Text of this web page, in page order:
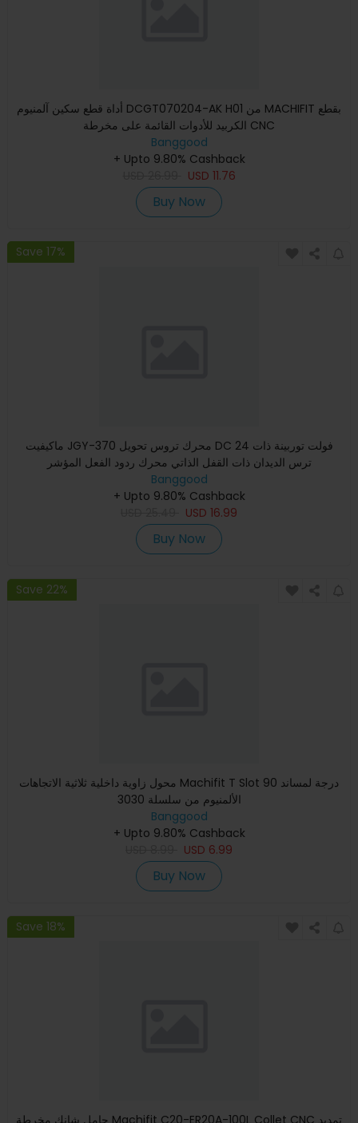
أداة قطع سكين آلمنيوم DCGT070204-AK H01 من MACHIFIT بقطع
الكربيد للأدوات القائمة على مخرطة CNC
Banggood
+ Upto 9.80% Cashback
USD 11.76
Buy Now
Save 17%
ماكيفيت JGY-370 محرك تروس تحويل DC 24 فولت توربينة ذات
ترس الديدان ذات القفل الذاتي محرك ردود الفعل المؤشر
Banggood
+ Upto 9.80% Cashback
USD 16.99
Buy Now
Save 22%
محول زاوية داخلية ثلاثية الاتجاهات Machifit T Slot 90 درجة لمساند
الألمنيوم من سلسلة 3030
Banggood
+ Upto 9.80% Cashback
USD 6.99
Buy Now
Save 18%